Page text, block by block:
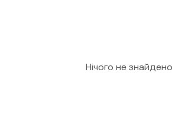
Нічого не знайдено